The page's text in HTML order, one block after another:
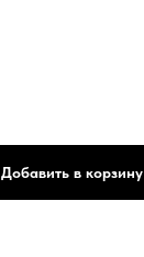
Добавить в корзину